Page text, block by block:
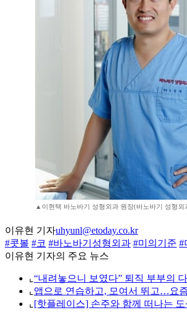
▲이현택 바노바기 성형외과 원장(바노바기 성형외
이유현 기자uhyunl@etoday.co.kr
#콧볼 #코 #바노바기성형외과 #미의기준 #
이유현 기자의 주요 뉴스
⌞ “내려놓으니 보였다” 퇴직 부부의
⌞ 앱으로 연습하고, 모여서 뛰고…요
⌞ [핫플레이스] 손주와 함께 떠나는